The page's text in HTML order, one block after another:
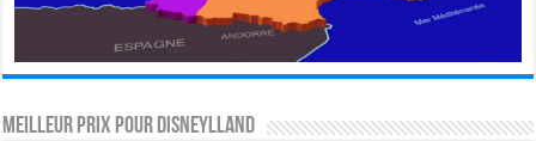
MEILLEUR PRIX POUR DISNEYLLAND